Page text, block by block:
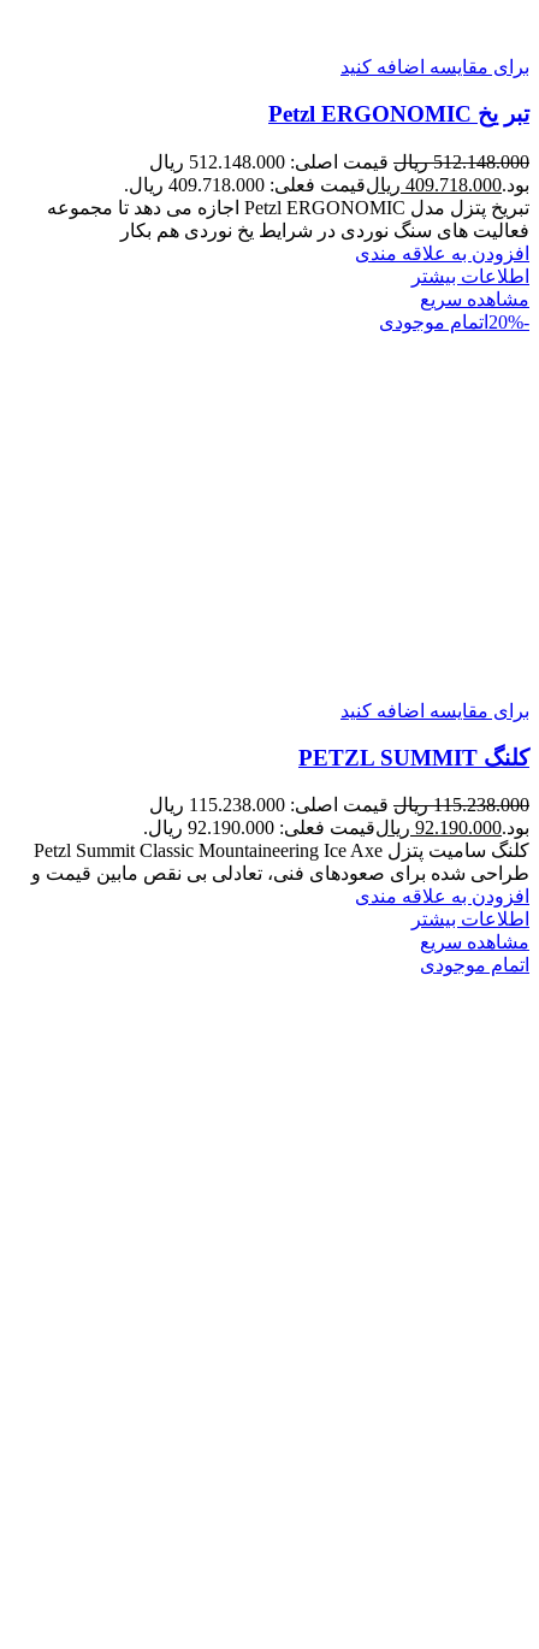
برای مقایسه اضافه کنید
تبر یخ Petzl ERGONOMIC
512.148.000 ریال
قیمت اصلی: 512.148.000 ریال
بود.409.718.000 ریالقیمت فعلی: 409.718.000 ریال.
تبریخ پتزل مدل Petzl ERGONOMIC اجازه می دهد تا مجموعه
فعالیت های سنگ نوردی در شرایط یخ نوردی هم بکار
افزودن به علاقه مندی
اطلاعات بیشتر
مشاهده سریع
-20%
اتمام موجودی
برای مقایسه اضافه کنید
کلنگ PETZL SUMMIT
115.238.000 ریال
قیمت اصلی: 115.238.000 ریال
بود.92.190.000 ریالقیمت فعلی: 92.190.000 ریال.
کلنگ سامیت پتزل Petzl Summit Classic Mountaineering Ice Axe
طراحی شده برای صعودهای فنی، تعادلی بی نقص مابین قیمت و
افزودن به علاقه مندی
اطلاعات بیشتر
مشاهده سریع
اتمام موجودی